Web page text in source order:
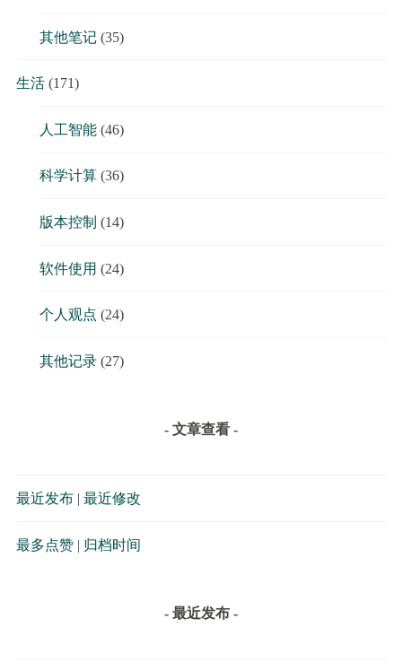
其他笔记(35)
生活(171)
人工智能(46)
科学计算(36)
版本控制 (14)
软件使用 (24)
个人观点 (24)
其他记录(27)
- 文章查看 -
最近发布| 最近修改
最多点赞| 归档时间
- 最近发布 -